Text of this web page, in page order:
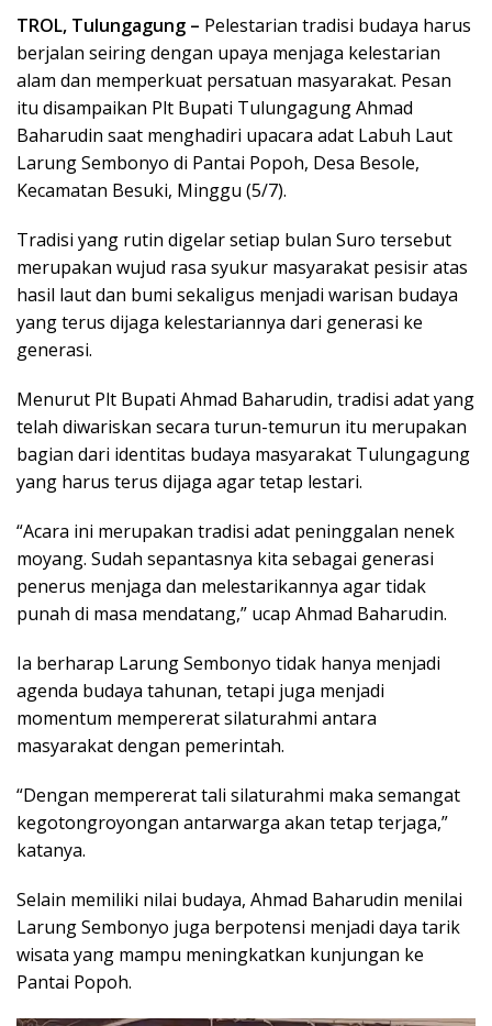
TROL, Tulungagung – Pelestarian tradisi budaya harus
berjalan seiring dengan upaya menjaga kelestarian
alam dan memperkuat persatuan masyarakat. Pesan
itu disampaikan Plt Bupati Tulungagung Ahmad
Baharudin saat menghadiri upacara adat Labuh Laut
Larung Sembonyo di Pantai Popoh, Desa Besole,
Kecamatan Besuki, Minggu (5/7).
Tradisi yang rutin digelar setiap bulan Suro tersebut
merupakan wujud rasa syukur masyarakat pesisir atas
hasil laut dan bumi sekaligus menjadi warisan budaya
yang terus dijaga kelestariannya dari generasi ke
generasi.
Menurut Plt Bupati Ahmad Baharudin, tradisi adat yang
telah diwariskan secara turun-temurun itu merupakan
bagian dari identitas budaya masyarakat Tulungagung
yang harus terus dijaga agar tetap lestari.
“Acara ini merupakan tradisi adat peninggalan nenek
moyang. Sudah sepantasnya kita sebagai generasi
penerus menjaga dan melestarikannya agar tidak
punah di masa mendatang,” ucap Ahmad Baharudin.
Ia berharap Larung Sembonyo tidak hanya menjadi
agenda budaya tahunan, tetapi juga menjadi
momentum mempererat silaturahmi antara
masyarakat dengan pemerintah.
“Dengan mempererat tali silaturahmi maka semangat
kegotongroyongan antarwarga akan tetap terjaga,”
katanya.
Selain memiliki nilai budaya, Ahmad Baharudin menilai
Larung Sembonyo juga berpotensi menjadi daya tarik
wisata yang mampu meningkatkan kunjungan ke
Pantai Popoh.